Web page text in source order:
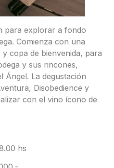
para explorar a fondo
Comienza con una
copa de bienvenida, para
y sus rincones,
Ángel. La degustación
Disobedience y
con el vino ícono de
hs